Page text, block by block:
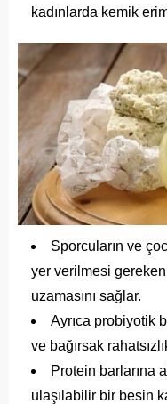
kadınlarda kemik
Sporcuların ve
yer verilmesi
uzamasını sağlar.
Ayrıca probiyotik
ve bağırsak
Protein barlarına
ulaşılabilir bir besin